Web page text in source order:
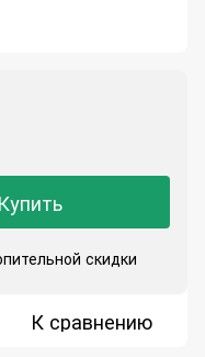
Купить
скидки
К сравнению